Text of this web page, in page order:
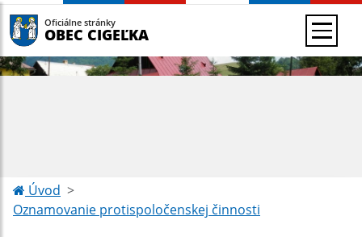
Oficiálne stránky
OBEC CIGEĽKA
Úvod
Oznamovanie protispoločenskej činnosti